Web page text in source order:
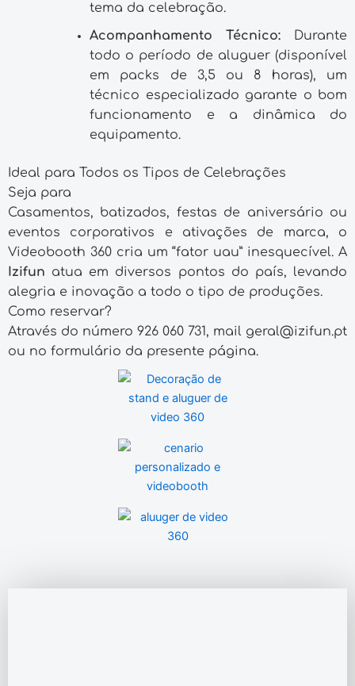
tema da celebração.
Acompanhamento Técnico: Durante
todo o período de aluguer (disponível
em packs de 3,5 ou 8 horas), um
técnico especializado garante o bom
funcionamento e a dinâmica do
equipamento.
Ideal para Todos os Tipos de Celebrações
Seja para
Casamentos, batizados, festas de aniversário ou
eventos corporativos e ativações de marca, o
Videobooth 360 cria um “fator uau” inesquecível. A
Izifun atua em diversos pontos do país, levando
alegria e inovação a todo o tipo de produções.
Como reservar?
Através do número 926 060 731, mail geral@izifun.pt
ou no formulário da presente página.